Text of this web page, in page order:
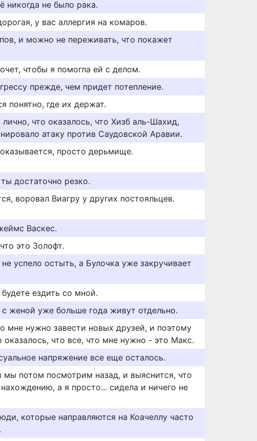
никогда не было рака.
у вас аллергия на комаров.
и можно не переживать, что покажет
чтобы я помогла ей с делом.
прежде, чем придет потепление.
понятно, где их держат.
лично, что оказалось, что Хизб аль-Шахид,
атаку против Саудовской Аравии.
просто дерьмище.
достаточно резко.
воровал Виагру у других постояльцев.
Васкес.
это Золофт.
успело остыть, а Булочка уже закручивает
ездить со мной.
с женой уже больше года живут отдельно.
мне нужно завести новых друзей, и поэтому
оказалось, что все, что мне нужно - это Макс.
напряжение все еще осталось.
мы потом посмотрим назад, и выяснится, что
а я просто... сидела и ничего не
которые направляются на Коачеллу часто